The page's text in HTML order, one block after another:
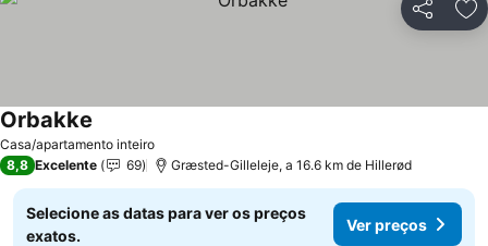
Partilhar
Casa/apartamento inteiro
Orbakke
8,8 Excelente 69 Græsted-Gilleleje, a 16.6 km de Hillerød
Selecione as datas para ver os preços
exatos.
Ver preços